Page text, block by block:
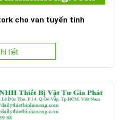
cho van tuyến tính
tiết